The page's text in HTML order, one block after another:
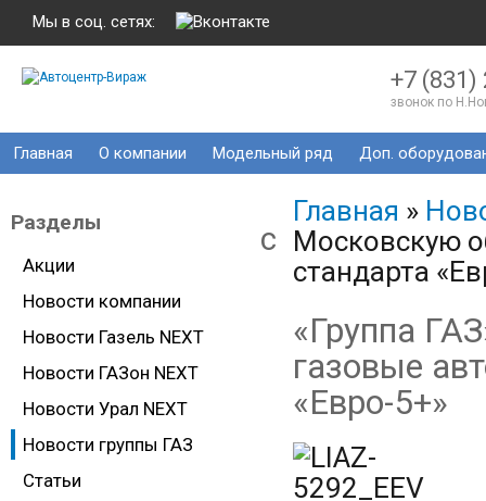
Мы в соц. сетях:
+7 (831)
звонок по
Главная О компании Модельный ряд Доп.
Главная »
Московскую
стандарта
«Группа
газовые
«Евро-5+»
Разделы
Акции
Новости компании
Новости Газель NEXT
Новости ГАЗон NEXT
Новости Урал NEXT
Новости группы ГАЗ
Статьи
c